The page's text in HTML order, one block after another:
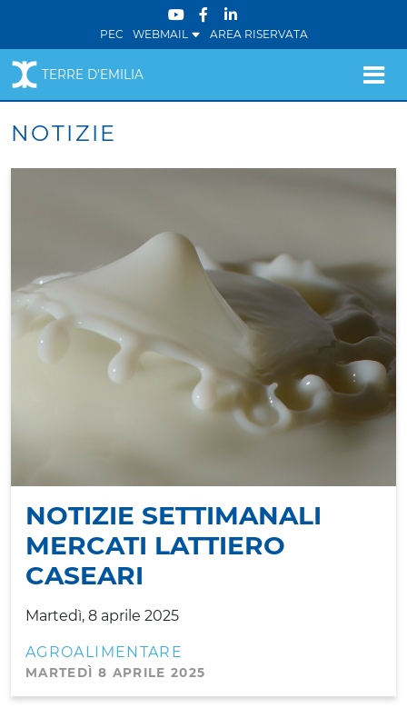
PEC WEBMAIL AREA RISERVATA
TERRE D'EMILIA
NOTIZIE
NOTIZIE SETTIMANALI
MERCATI LATTIERO
CASEARI
Martedì, 8 aprile 2025
AGROALIMENTARE
MARTEDÌ 8 APRILE 2025